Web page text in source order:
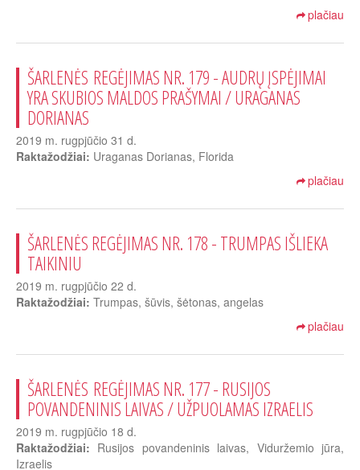
plačiau
ŠARLENĖS REGĖJIMAS NR. 179 - AUDRŲ ĮSPĖJIMAI
YRA SKUBIOS MALDOS PRAŠYMAI / URAGANAS
DORIANAS
2019 m. rugpjūčio 31 d.
Raktažodžiai: Uraganas Dorianas, Florida
plačiau
ŠARLENĖS REGĖJIMAS NR. 178 - TRUMPAS IŠLIEKA
TAIKINIU
2019 m. rugpjūčio 22 d.
Raktažodžiai: Trumpas, šūvis, šėtonas, angelas
plačiau
ŠARLENĖS REGĖJIMAS NR. 177 - RUSIJOS
POVANDENINIS LAIVAS / UŽPUOLAMAS IZRAELIS
2019 m. rugpjūčio 18 d.
Raktažodžiai: Rusijos povandeninis laivas, Viduržemio jūra,
Izraelis